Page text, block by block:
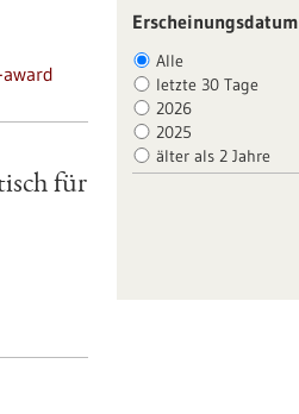
für
Erscheinungsdatum
Alle
letzte 30 Tage
2026
2025
älter als 2 Jahre